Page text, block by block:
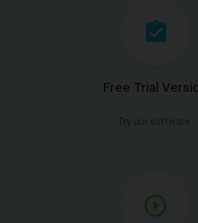
Free Trial
Try our software.